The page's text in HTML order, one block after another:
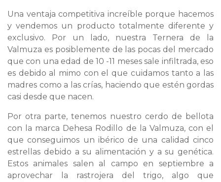
Una ventaja competitiva increíble porque hacemos
y vendemos un producto totalmente diferente y
exclusivo. Por un lado, nuestra Ternera de la
Valmuza es posiblemente de las pocas del mercado
que con una edad de 10 -11 meses sale infiltrada, eso
es debido al mimo con el que cuidamos tanto a las
madres como a las crías, haciendo que estén gordas
casi desde que nacen.
Por otra parte, tenemos nuestro cerdo de bellota
con la marca Dehesa Rodillo de la Valmuza, con el
que conseguimos un ibérico de una calidad cinco
estrellas debido a su alimentación y a su genética.
Estos animales salen al campo en septiembre a
aprovechar la rastrojera del trigo, algo que